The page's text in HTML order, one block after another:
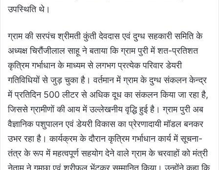
उपस्थिति थे।
ग्राम की सरपंच श्रीमती कुंती देवदास एवं दुग्ध सहकारी समिति के
अध्यक्ष चिरौंजीलाल साहू ने बताया कि ग्राम पुरी में शत-प्रतिशत
कृत्रिम गर्भाधान के माध्यम से लगभग प्रत्येक परिवार डेयरी
गतिविधियों से जुड़ चुका है। वर्तमान में ग्राम के दुग्ध संकलन केन्द्र
में प्रतिदिन 500 लीटर से अधिक दूध का संकलन किया जा रहा है,
जिससे ग्रामीणों की आय में उल्लेखनीय वृद्धि हुई है। ग्राम पुरी अब
वैज्ञानिक पशुपालन एवं डेयरी विकास का प्रेरणादायी मॉडल बनकर
उभर रहा है। कार्यक्रम के दौरान कृत्रिम गर्भाधान कार्य में सूचना-
तंत्र के रूप में महत्वपूर्ण सहयोग देने वाले ग्राम के चरवाहों को मंत्री
नेताम ने गमछा एवं श्रीफल भेंटकर सम्मानित किया। उन्होंने कहा कि